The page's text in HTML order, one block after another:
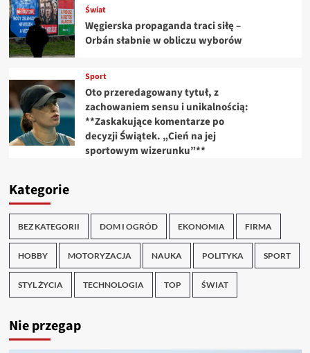
Świat
Węgierska propaganda traci siłę –
Orbán słabnie w obliczu wyborów
Sport
Oto przeredagowany tytuł, z
zachowaniem sensu i unikalnością:
**Zaskakujące komentarze po
decyzji Świątek. „Cień na jej
sportowym wizerunku”**
Kategorie
BEZ KATEGORII DOM I OGRÓD EKONOMIA FIRMA
HOBBY MOTORYZACJA NAUKA POLITYKA SPORT
STYL ŻYCIA TECHNOLOGIA TOP ŚWIAT
Nie przegap